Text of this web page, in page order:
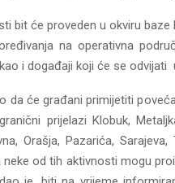
bit će proveden u okviru
na operativna
i događaji koji će se
da će građani primijetiti
prijelazi Klobuk,
Orašja, Pazarića,
neke od tih aktivnosti mogu